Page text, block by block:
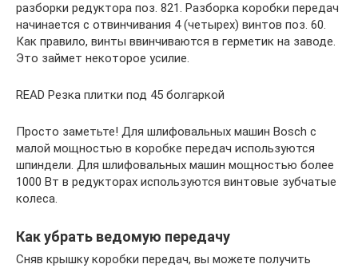
разборки редуктора поз. 821. Разборка коробки передач
начинается с отвинчивания 4 (четырех) винтов поз. 60.
Как правило, винты ввинчиваются в герметик на заводе.
Это займет некоторое усилие.
READ Резка плитки под 45 болгаркой
Просто заметьте! Для шлифовальных машин Bosch с
малой мощностью в коробке передач используются
шпиндели. Для шлифовальных машин мощностью более
1000 Вт в редукторах используются винтовые зубчатые
колеса.
Как убрать ведомую передачу
Сняв крышку коробки передач, вы можете получить